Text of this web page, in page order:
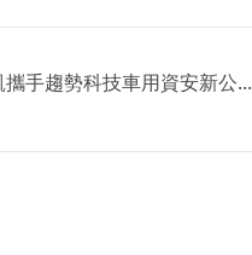
攜手趨勢科技車用資安新公...